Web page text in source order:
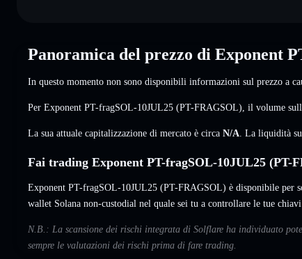
Panoramica del prezzo di Exponent
In questo momento non sono disponibili informazioni sul prezzo a
Per Exponent PT-fragSOL-10JUL25 (PT-FRAGSOL), il volume
La sua attuale capitalizzazione di mercato è circa N/A . La liquidità
Fai trading Exponent PT-fragSOL-10JUL25 (PT-
Exponent PT-fragSOL-10JUL25 (PT-FRAGSOL) è disponibile per
wallet Solana non-custodial nel quale sei tu a controllare le tue chiavi
N.B.: La scansione dei rischi integrata di Solflare ha individuato
sempre le valutazioni dei rischi prima di fare trading.